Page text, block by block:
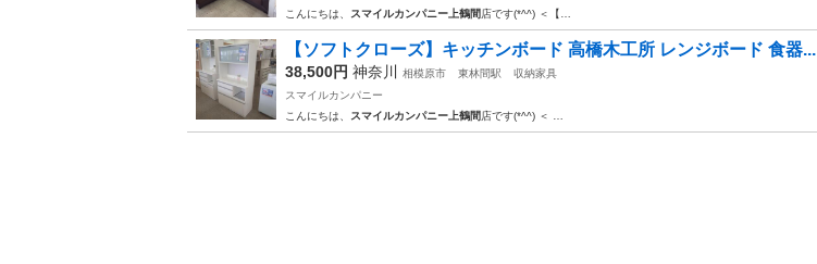
こんにちは、 スマイルカンパニー上鶴間店です(*^^) ＜【…
【ソフトクローズ】キッチンボード 高橋木工所 レンジボード 食器...
38,500円 神奈川 相模原市 東林間駅
収納家具
スマイルカンパニー
こんにちは、 スマイルカンパニー上鶴間店です(*^^) ＜ …